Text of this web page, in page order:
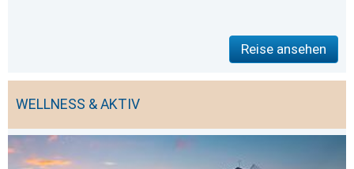
Reise ansehen
WELLNESS & AKTIV